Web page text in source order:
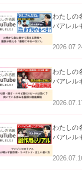
わたしの
バアレル
える男性
わたしの
バアレル
跡にVビ
わたしの
バアレル
医師が明